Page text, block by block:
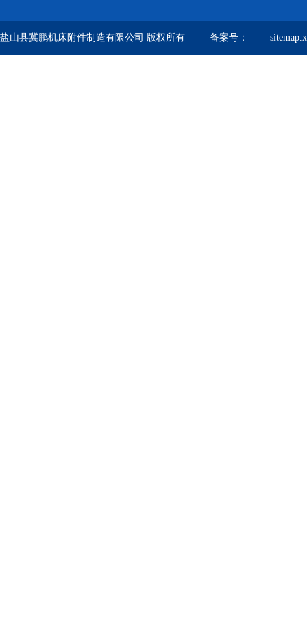
盐山县冀鹏机床附件制造有限公司 版权所有 备案号：